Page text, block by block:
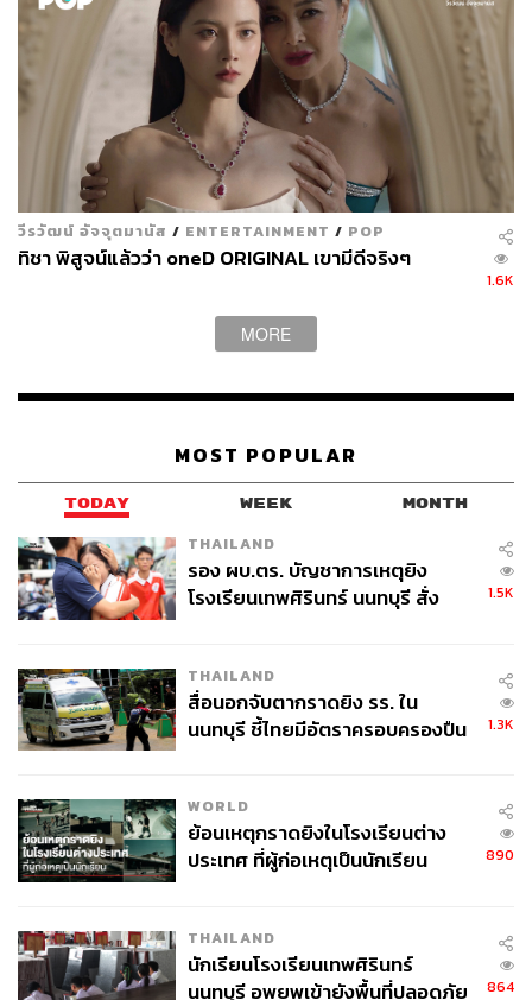
วีรวัฒน์ อัจจุตมานัส / ENTERTAINMENT / POP
ทิชา พิสูจน์แล้วว่า oneD ORIGINAL เขามีดีจริงๆ
1.6K
MORE
MOST POPULAR
TODAY WEEK MONTH
THAILAND
รอง ผบ.ตร. บัญชาการเหตุยิง
โรงเรียนเทพศิรินทร์ นนทบุรี สั่ง
1.5K
THAILAND
สื่อนอกจับตากราดยิง รร. ใน
นนทบุรี ชี้ไทยมีอัตราครอบครองปืน
1.3K
WORLD
ย้อนเหตุกราดยิงในโรงเรียนต่าง
ประเทศ ที่ผู้ก่อเหตุเป็นนักเรียน
890
THAILAND
นักเรียนโรงเรียนเทพศิรินทร์
นนทบุรี อพยพเข้ายังพื้นที่ปลอดภัย
864